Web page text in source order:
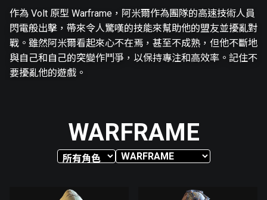
作為 Volt 原型 Warframe，阿米爾作為團隊的高速技術人員
閃電般出擊，帶來令人驚嘆的技能來幫助他的盟友並擾亂對
戰。雖然阿米爾看起來心不在焉，甚至不成熟，但他不斷地
與自己和自己的突變作鬥爭，以保持專注和高效率。記住不
要擾亂他的遊戲。
WARFRAME